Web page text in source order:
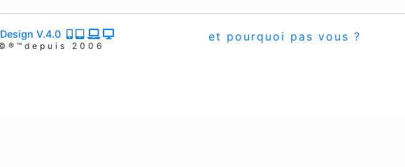
V.4.0
2006
et pourquoi pas vous ?